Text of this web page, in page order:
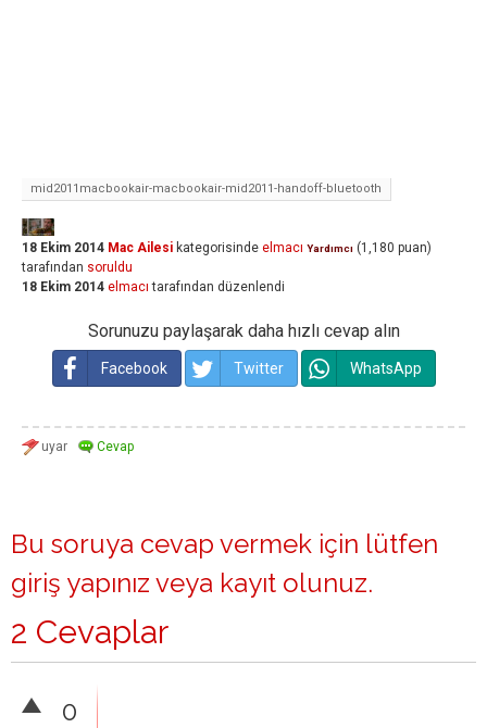
mid2011macbookair-macbookair-mid2011-handoff-bluetooth
18 Ekim 2014 Mac Ailesi kategorisinde elmacı Yardımcı (1,180 puan)
tarafından soruldu
18 Ekim 2014 elmacı tarafından düzenlendi
Sorunuzu paylaşarak daha hızlı cevap alın
Facebook Twitter WhatsApp
Bu soruya cevap vermek için lütfen
giriş yapınız veya kayıt olunuz.
2 Cevaplar
0